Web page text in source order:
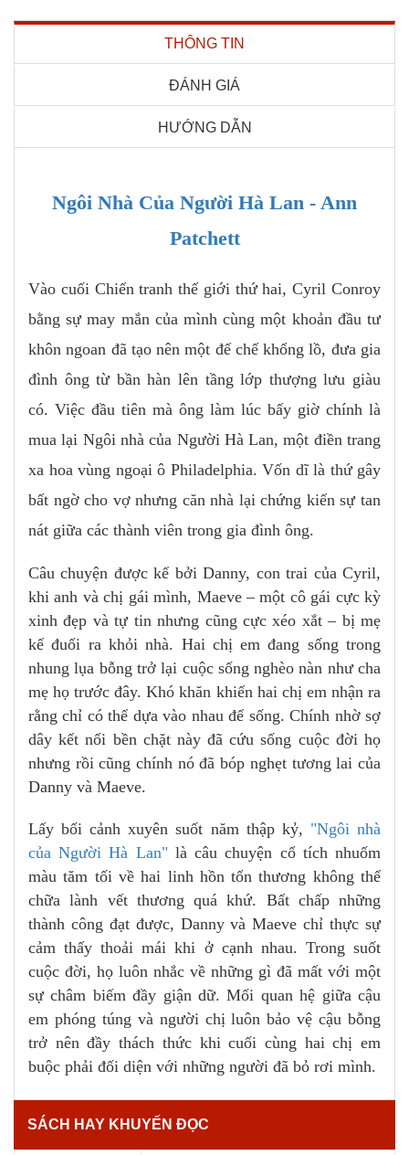
THÔNG TIN
ĐÁNH GIÁ
HƯỚNG DẪN
Ngôi Nhà Của Người Hà Lan - Ann
Patchett
Vào cuối Chiến tranh thế giới thứ hai, Cyril Conroy
bằng sự may mắn của mình cùng một khoản đầu tư
khôn ngoan đã tạo nên một đế chế khổng lồ, đưa gia
đình ông từ bần hàn lên tầng lớp thượng lưu giàu
có. Việc đầu tiên mà ông làm lúc bấy giờ chính là
mua lại Ngôi nhà của Người Hà Lan, một điền trang
xa hoa vùng ngoại ô Philadelphia. Vốn dĩ là thứ gây
bất ngờ cho vợ nhưng căn nhà lại chứng kiến sự tan
nát giữa các thành viên trong gia đình ông.
Câu chuyện được kể bởi Danny, con trai của Cyril,
khi anh và chị gái mình, Maeve – một cô gái cực kỳ
xinh đẹp và tự tin nhưng cũng cực xéo xắt – bị mẹ
kế đuổi ra khỏi nhà. Hai chị em đang sống trong
nhung lụa bỗng trở lại cuộc sống nghèo nàn như cha
mẹ họ trước đây. Khó khăn khiến hai chị em nhận ra
rằng chỉ có thể dựa vào nhau để sống. Chính nhờ sợ
dây kết nối bền chặt này đã cứu sống cuộc đời họ
nhưng rồi cũng chính nó đã bóp nghẹt tương lai của
Danny và Maeve.
Lấy bối cảnh xuyên suốt năm thập kỷ, "Ngôi nhà
của Người Hà Lan"là câu chuyện cổ tích nhuốm
màu tăm tối về hai linh hồn tổn thương không thể
chữa lành vết thương quá khứ. Bất chấp những
thành công đạt được, Danny và Maeve chỉ thực sự
cảm thấy thoải mái khi ở cạnh nhau. Trong suốt
cuộc đời, họ luôn nhắc về những gì đã mất với một
sự châm biếm đầy giận dữ. Mối quan hệ giữa cậu
em phóng túng và người chị luôn bảo vệ cậu bỗng
trở nên đầy thách thức khi cuối cùng hai chị em
buộc phải đối diện với những người đã bỏ rơi mình.
SÁCH HAY KHUYẾN ĐỌC